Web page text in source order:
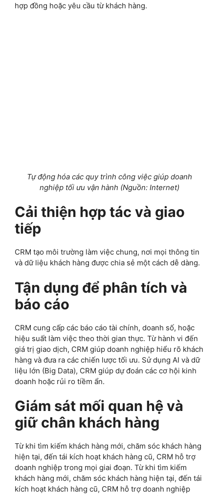
hợp đồng hoặc yêu cầu từ khách hàng.
Tận dụng để phân tích và
báo cáo
CRM cung cấp các báo cáo tài chính, doanh số, hoặc
hiệu suất làm việc theo thời gian thực. Từ hành vi đến
giá trị giao dịch, CRM giúp doanh nghiệp hiểu rõ khách
liệu lớn (Big Data), CRM giúp dự đoán các cơ hội kinh
doanh hoặc rủi ro tiềm ẩn.
Giám sát mối quan hệ và
giữ chân khách hàng
Từ khi tìm kiếm khách hàng mới, chăm sóc khách hàng
hiện tại, đến tái kích hoạt khách hàng cũ, CRM hỗ trợ
doanh nghiệp trong mọi giai đoạn. Từ khi tìm kiếm
khách hàng mới, chăm sóc khách hàng hiện tại, đến tái
kích hoạt khách hàng cũ, CRM hỗ trợ doanh nghiệp
trong mọi giai đoạn. CRM theo dõi phản hồi của khách